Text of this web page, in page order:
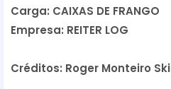
Carga: CAIXAS DE FRANGO
Empresa: REITER LOG
Créditos: Roger Monteiro